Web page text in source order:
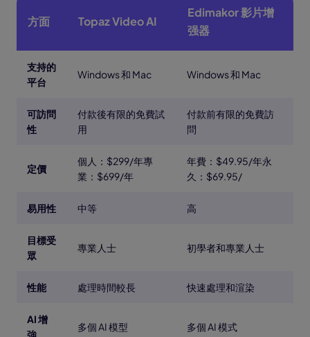
方面 Topaz Video AI
Edimakor 影片增
强器
支持的
平台
Windows 和 Mac Windows 和 Mac
可訪問
性
付款後有限的免費試
用
付款前有限的免費訪
問
定價
個人：$299/年專
業：$699/年
年費：$49.95/年永
久：$69.95/
易用性 中等 高
目標受
眾
專業人士 初學者和專業人士
性能 處理時間較長 快速處理和渲染
AI 增
多個 AI 模型 多個 AI 模式